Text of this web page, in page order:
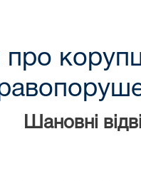
про
Шановні